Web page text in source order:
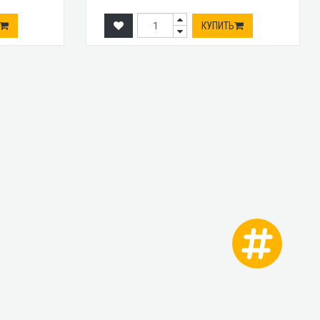
КУПИТЬ